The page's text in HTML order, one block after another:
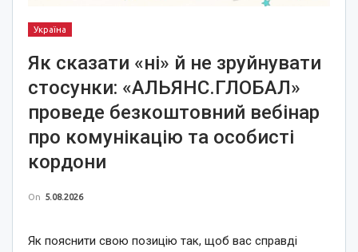
Україна
Як сказати «ні» й не зруйнувати
стосунки: «АЛЬЯНС.ГЛОБАЛ»
проведе безкоштовний вебінар
про комунікацію та особисті
кордони
On 5.08.2026
Як пояснити свою позицію так, щоб вас справді